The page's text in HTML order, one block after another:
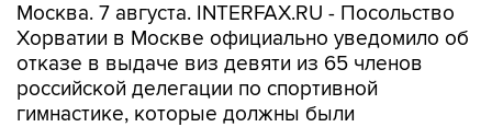
Москва. 7 августа. INTERFAX.RU - Посольство
Хорватии в Москве официально уведомило об
отказе в выдаче виз девяти из 65 членов
российской делегации по спортивной
гимнастике, которые должны были